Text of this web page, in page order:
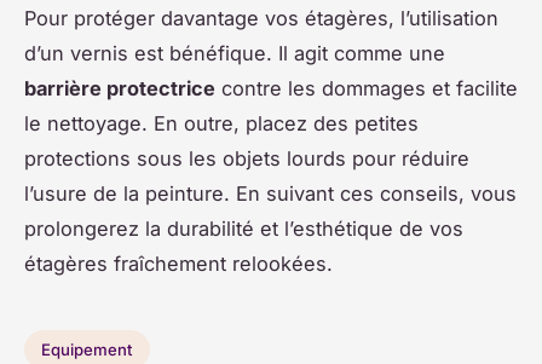
Pour protéger davantage vos étagères, l’utilisation
d’un vernis est bénéfique. Il agit comme une
barrière protectrice contre les dommages et facilite
le nettoyage. En outre, placez des petites
protections sous les objets lourds pour réduire
l’usure de la peinture. En suivant ces conseils, vous
prolongerez la durabilité et l’esthétique de vos
étagères fraîchement relookées.
Equipement